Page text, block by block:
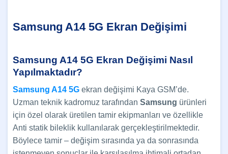
Samsung A14 5G Ekran Değişimi
Samsung A14 5G Ekran Değişimi Nasıl
Yapılmaktadır?
Samsung A14 5G ekran değişimi Kaya GSM’de.
Uzman teknik kadromuz tarafından Samsung ürünleri
için özel olarak üretilen tamir ekipmanları ve özellikle
Anti statik bileklik kullanılarak gerçekleştirilmektedir.
Böylece tamir – değişim sırasında ya da sonrasında